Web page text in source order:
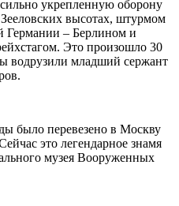
укрепленную оборону
высотах, штурмом
Германии – Берлином и
Это произошло 30
водрузили младший сержант
было перевезено в Москву
это легендарное знамя
музея Вооруженных